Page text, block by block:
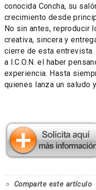
conocida Concha, su
crecimiento desde
No sin antes, reproducir
creativa, sincera y
cierre de esta
a I.C.O.N. el haber
experiencia. Hasta
quienes lanza un saludo
Comparte este artículo